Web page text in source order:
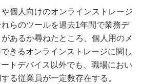
個人向けのオンラインストレージ
らのツールを過去1年間で業務デ
あるか尋ねたところ、個人用のメ
きるオンラインストレージに関し
トデバイス以外でも、職場におい
る従業員が一定数存在する。